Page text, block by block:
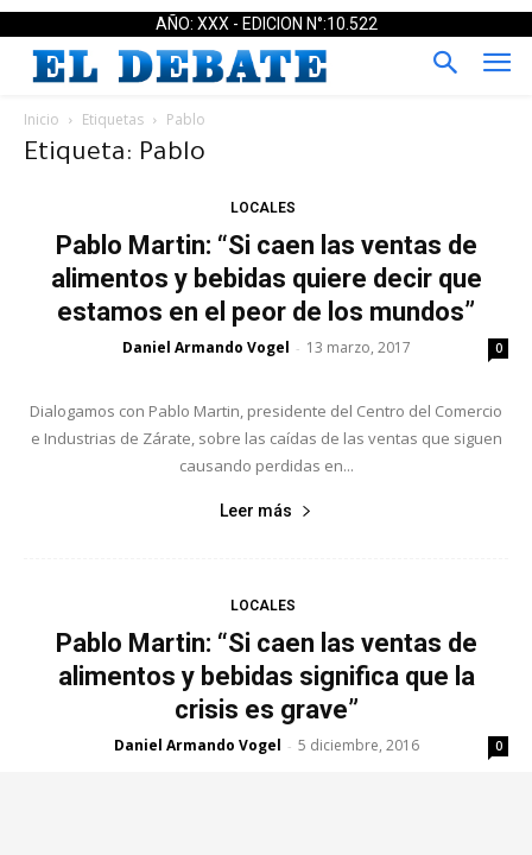
AÑO: XXX - EDICION N°:10.522
Inicio Etiquetas Pablo
Etiqueta: Pablo
LOCALES
Pablo Martin: “Si caen las ventas de
alimentos y bebidas quiere decir que
estamos en el peor de los mundos”
Daniel Armando Vogel - 13 marzo, 2017 0
Dialogamos con Pablo Martin, presidente del Centro del Comercio
e Industrias de Zárate, sobre las caídas de las ventas que siguen
causando perdidas en...
Leer más
LOCALES
Pablo Martin: “Si caen las ventas de
alimentos y bebidas significa que la
crisis es grave”
Daniel Armando Vogel - 5 diciembre, 2016 0